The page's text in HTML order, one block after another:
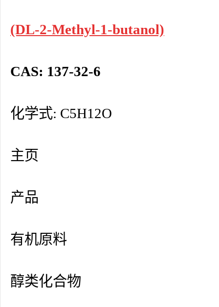
(DL-2-Methyl-1-butanol)
CAS: 137-32-6
化学式: C5H12O
主页
产品
有机原料
醇类化合物